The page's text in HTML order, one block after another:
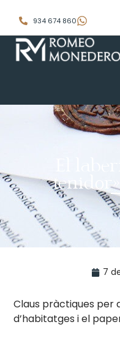
934 674 860
tenidor»
7
Claus pràctiques per
d’habitatges i el